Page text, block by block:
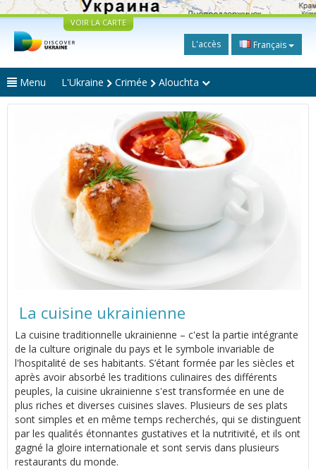
VOIR LA CARTE
L'accès Français
Menu L'Ukraine Crimée Alouchta
La cuisine ukrainienne
La cuisine traditionnelle ukrainienne – c'est la partie intégrante
de la culture originale du pays et le symbole invariable de
l'hospitalité de ses habitants. S’étant formée par les siècles et
après avoir absorbé les traditions culinaires des différents
peuples, la cuisine ukrainienne s'est transformée en une de
plus riches et diverses cuisines slaves. Plusieurs de ses plats
sont simples et en même temps recherchés, qui se distinguent
par les qualités étonnantes gustatives et la nutritivité, et ils ont
gagné la gloire internationale et sont servis dans plusieurs
restaurants du monde.